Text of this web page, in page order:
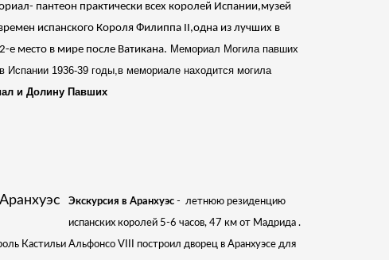
пантеон практически всех королей Испании,музей
испанского Короля Филиппа II,одна из лучших в
е место в мире после Ватикана. Мемориал Могила павших
Испании 1936-39 годы,в мемориале находится могила
и Долину Павших
Экскурсия в Аранхуэс- летнюю резиденцию
испанских королей 5-6 часов, 47 км от Мадрида .
Кастильи Альфонсо VIII построил дворец в Аранхуэсе для